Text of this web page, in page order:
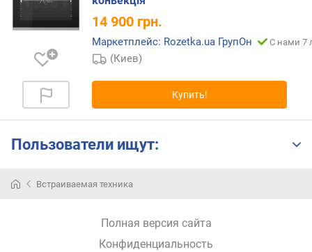
у
л
я
н
с
14 900 грн.
Маркетплейс: Rozetka.ua ГрупОн С нами 7
(Киев)
Купить!
Пользователи ищут:
Встраиваемая техника
Полная версия сайта
Конфиденциальность